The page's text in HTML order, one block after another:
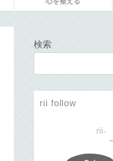
検索
rii follow
rii-